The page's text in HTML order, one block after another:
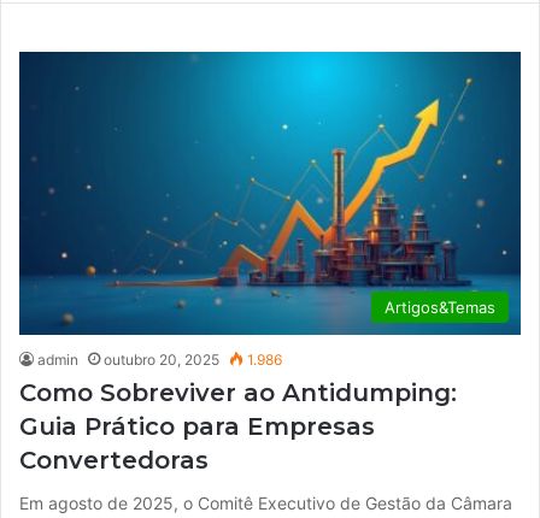
Artigos&Temas
admin outubro 20, 2025 1.986
Como Sobreviver ao Antidumping:
Guia Prático para Empresas
Convertedoras
Em agosto de 2025, o Comitê Executivo de Gestão da Câmara